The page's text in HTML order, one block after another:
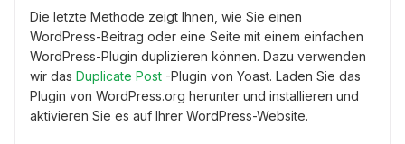
Die letzte Methode zeigt Ihnen, wie Sie einen
WordPress-Beitrag oder eine Seite mit einem einfachen
WordPress-Plugin duplizieren können. Dazu verwenden
wir das Duplicate Post -Plugin von Yoast. Laden Sie das
Plugin von WordPress.org herunter und installieren und
aktivieren Sie es auf Ihrer WordPress-Website.